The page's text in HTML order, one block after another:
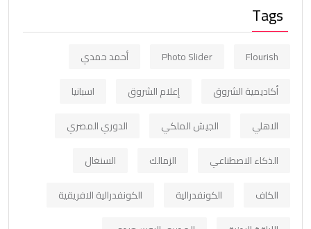
Tags
Flourish
Photo Slider
أحمد حمدي
أكاديمية الشروق
إعلام الشروق
اسبانيا
الاهلي
الجيش الملكي
الدوري المصري
الذكاء الاصطناعي
الزمالك
السنغال
الكاف
الكونفدرالية
الكونفدرالية الافريقية